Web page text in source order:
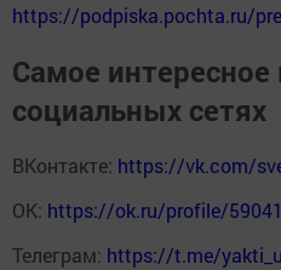
https://podpiska.pochta.ru/
Самое
социальных сетях
ВКонтакте: https://vk.com/
ОК: https://ok.ru/profile/
Телеграм: https://t.me/